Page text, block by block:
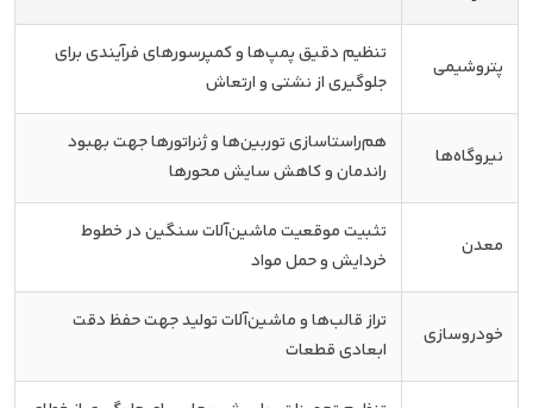
پتروشیمی
تنظیم دقیق پمپ‌ها و کمپرسورهای فرآیندی برای
جلوگیری از نشتی و ارتعاش
نیروگاه‌ها
هم‌راستاسازی توربین‌ها و ژنراتورها جهت بهبود
راندمان و کاهش سایش محورها
معدن
تثبیت موقعیت ماشین‌آلات سنگین در خطوط
خردایش و حمل مواد
خودروسازی
تراز قالب‌ها و ماشین‌آلات تولید جهت حفظ دقت
ابعادی قطعات